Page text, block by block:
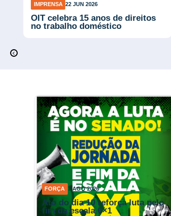
IMPRENSA 22 JUN 2026
OIT celebra 15 anos de direitos
no trabalho doméstico
FORÇA 7 AGO 2026
Ato do dia 10 reforça luta pelo
fim da escala 6×1